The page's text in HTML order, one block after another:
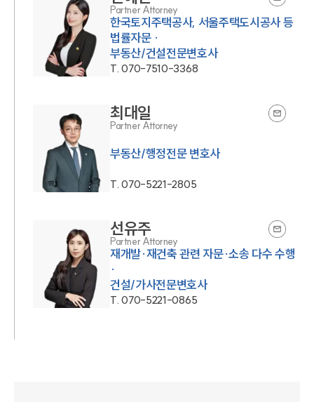
Partner Attorney
한국토지주택공사, 서울주택도시공사 등
법률자문 ·
부동산/건설전문변호사
T.070-7510-3368
최대일
Partner Attorney
부동산/행정전문 변호사
T.070-5221-2805
선유주
Partner Attorney
재개발·재건축 관련 자문·소송 다수 수행
·
건설/가사전문변호사
T.070-5221-0865